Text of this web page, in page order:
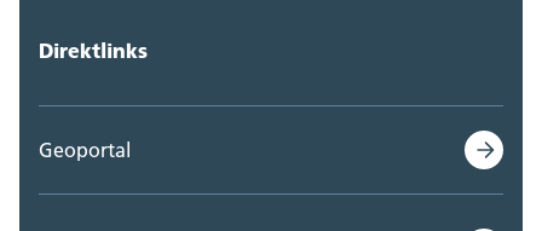
Direktlinks
Geoportal